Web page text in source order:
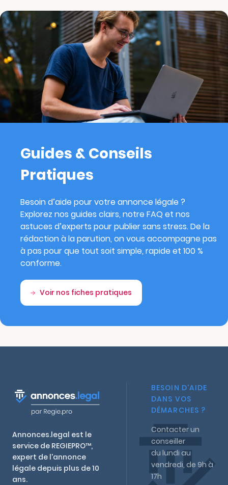
Guides & Conseils
Pratiques
Besoin d’aide pour votre annonce légale ?
Explorez nos guides clairs, notre FAQ et nos
astuces d’experts pour publier sans stress. De la
rédaction à la parution, on vous accompagne pas
à pas pour que tout soit simple, rapide et 100 %
conforme.
Voir nos fiches pratiques
Annonces.legal est le
service de REGIEPRO™,
expert de l'annonce
légale depuis plus de 10
ans.
BESOIN D'AIDE
DANS VOS
DÉMARCHES ?
Contacter un
conseiller
du lundi au
vendredi, de 9h à
17h